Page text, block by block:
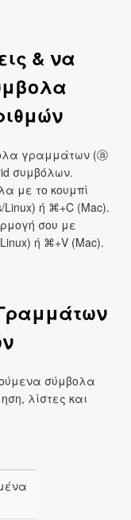
& να
γραμμάτων (ⓐ
συμβόλων.
με το κουμπί
ή ⌘+C (Mac).
σου με
ή ⌘+V (Mac).
σύμβολα
λίστες και